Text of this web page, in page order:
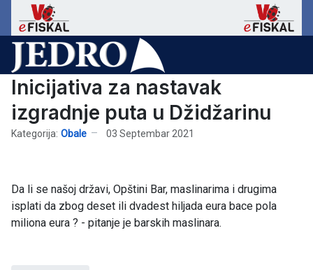
Inicijativa za nastavak
izgradnje puta u Džidžarinu
Kategorija: Obale 03 Septembar 2021
Da li se našoj državi, Opštini Bar, maslinarima i drugima
isplati da zbog deset ili dvadest hiljada eura bace pola
miliona eura ? - pitanje je barskih maslinara.